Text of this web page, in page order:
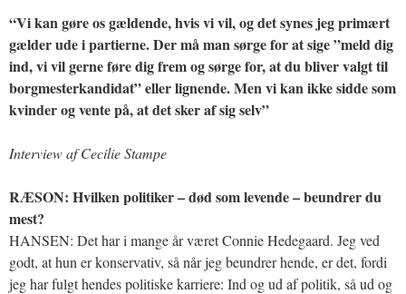
“Vi kan gøre os gældende, hvis vi vil, og det synes jeg primært
gælder ude i partierne. Der må man sørge for at sige ”meld dig
ind, vi vil gerne føre dig frem og sørge for, at du bliver valgt til
borgmesterkandidat” eller lignende. Men vi kan ikke sidde som
kvinder og vente på, at det sker af sig selv”
Interview af Cecilie Stampe
RÆSON: Hvilken politiker – død som levende – beundrer du
mest?
HANSEN: Det har i mange år været Connie Hedegaard. Jeg ved
godt, at hun er konservativ, så når jeg beundrer hende, er det, fordi
jeg har fulgt hendes politiske karriere: Ind og ud af politik, så ud og